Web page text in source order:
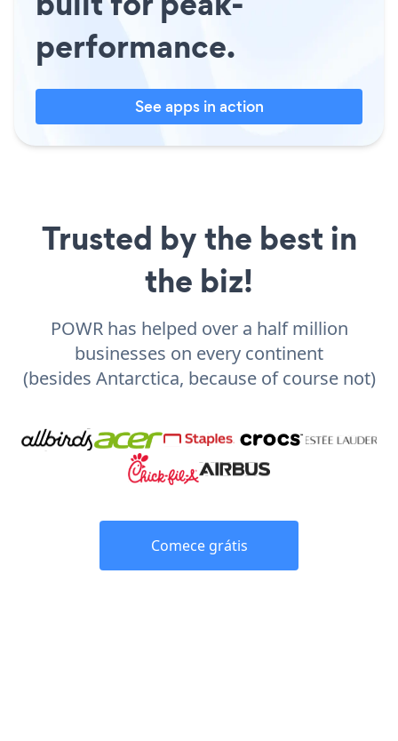
performance.
See apps in action
Trusted by the best in
the biz!
POWR has helped over a half million
businesses on every continent
(besides Antarctica, because of course not)
Comece grátis